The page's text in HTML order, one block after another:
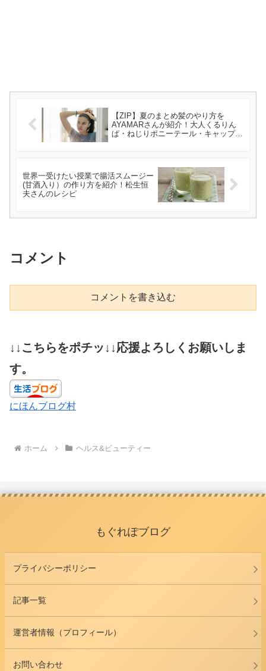
【ZIP】夏のまとめ髪のやり方を
AYAMARさんが紹介！大人くるりん
ぱ・ねじりポニーテール・キャップだ
世界一受けたい授業で腸活スムージー
(甘酒入り）の作り方を紹介！松生恒
夫さんのレシピ
コメント
コメントを書き込む
↓↓こちらをポチッ↓↓応援よろしくお願いしま
す。
にほんブログ村
ホーム ヘルス&ビューティー
もぐれぽブログ
プライバシーポリシー
記事一覧
運営者情報（プロフィール）
お問い合わせ